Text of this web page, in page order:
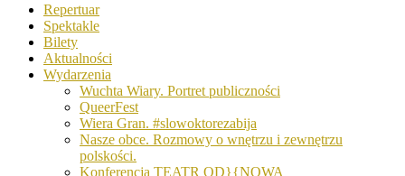
Teatr
Polski
Poznaniu
Repertuar
Spektakle
Bilety
Aktualności
Wydarzenia
Wuchta Wiary. Portret publiczności
QueerFest
Wiera Gran. #slowoktorezabija
Nasze obce. Rozmowy o wnętrzu i zewnętrzu
polskości.
Konferencja TEATR OD}{NOWA